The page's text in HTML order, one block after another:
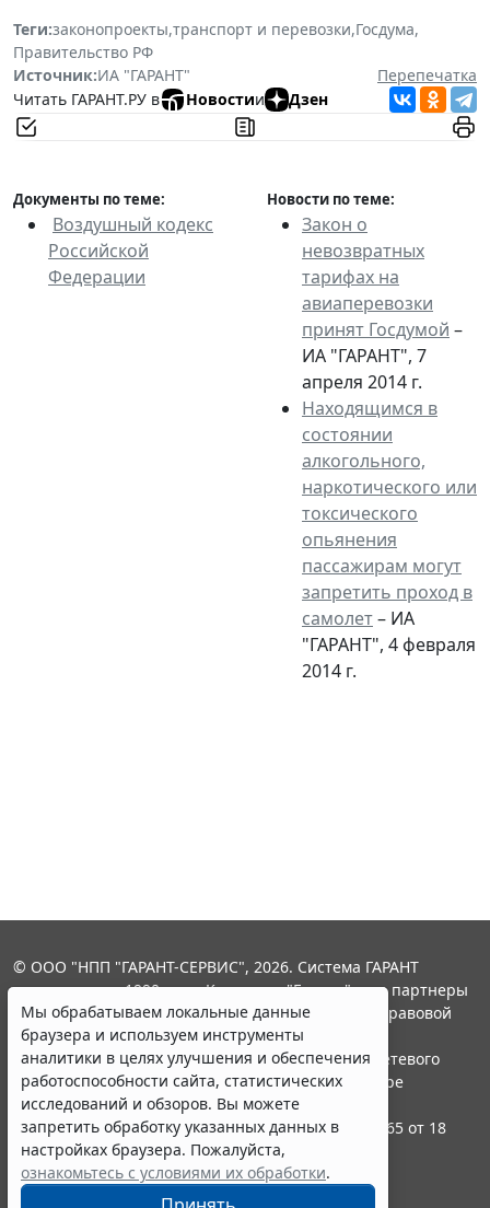
Теги:законопроекты,транспорт и перевозки,Госдума,
Правительство РФ
Источник:ИА "ГАРАНТ"
Перепечатка
Читать ГАРАНТ.РУ в
Новостии Дзен
Документы по теме: Новости по теме:
Воздушный кодекс
Российской
Федерации
Закон о
невозвратных
тарифах на
авиаперевозки
принят Госдумой –
ИА "ГАРАНТ", 7
апреля 2014 г.
Находящимся в
состоянии
алкогольного,
наркотического или
токсического
опьянения
пассажирам могут
запретить проход в
самолет– ИА
"ГАРАНТ", 4 февраля
2014 г.
Мы обрабатываем локальные данные
браузера и используем инструменты
аналитики в целях улучшения и обеспечения
работоспособности сайта, статистических
исследований и обзоров. Вы можете
запретить обработку указанных данных в
настройках браузера. Пожалуйста,
ознакомьтесь с условиями их обработки.
© ООО "НПП "ГАРАНТ-СЕРВИС", 2026. Система ГАРАНТ
выпускается с 1990 года. Компания "Гарант" и ее партнеры
являются участниками Российской ассоциации правовой
информации ГАРАНТ.
Портал ГАРАНТ.РУ зарегистрирован в качестве сетевого
издания Федеральной службой по надзору в сфере
связи,информационных технологий и массовых
коммуникаций (Роскомнадзором), Эл № ФС77-58365 от 18
июня 2014 года.
16+